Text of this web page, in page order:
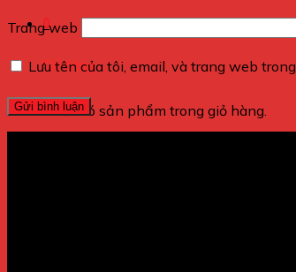
0
Giỏ hàng
Chưa có sản phẩm trong giỏ hàng.
Trang web
Lưu tên của tôi, email, và trang web